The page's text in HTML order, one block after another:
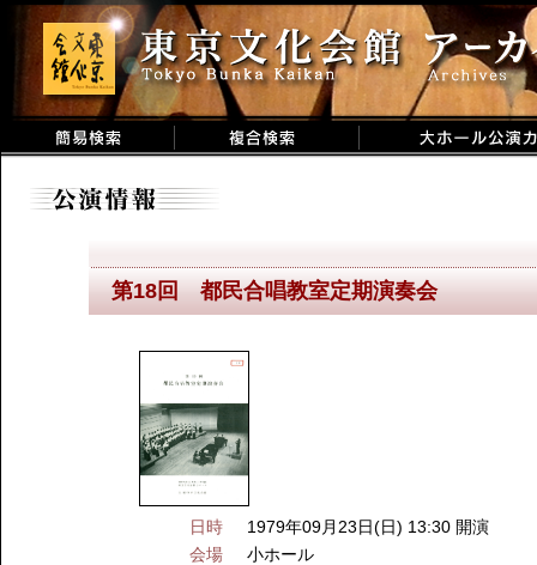
第18回 都民合唱教室定期演奏会
日時
1979年09月23日(日) 13:30 開演
会場
小ホール